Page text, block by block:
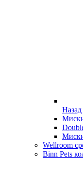
Назад
Wellroom
Binn Pets